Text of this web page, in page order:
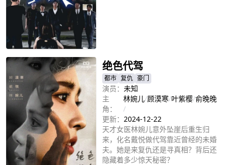
绝色代驾
都市 复仇 豪门
演员： 未知
主
角：
林婉儿/顾漠寒/叶紫樱/俞晚晚
/
更新： 2024-12-22
天才女医林婉儿意外坠崖后重生归
来，化名戴悦做代驾靠近曾经的未婚
夫。她是来复仇还是寻真相？背后还
隐藏着多少惊天秘密？